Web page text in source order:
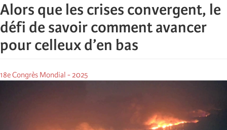
Alors que les crises convergent, le
défi de savoir comment avancer
pour celleux d’en bas
18e Congrès Mondial - 2025